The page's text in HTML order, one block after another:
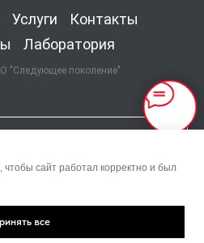
Услуги
Контакты
Лаборатория
"Следующее поколение"
сайт работал корректно и был
все